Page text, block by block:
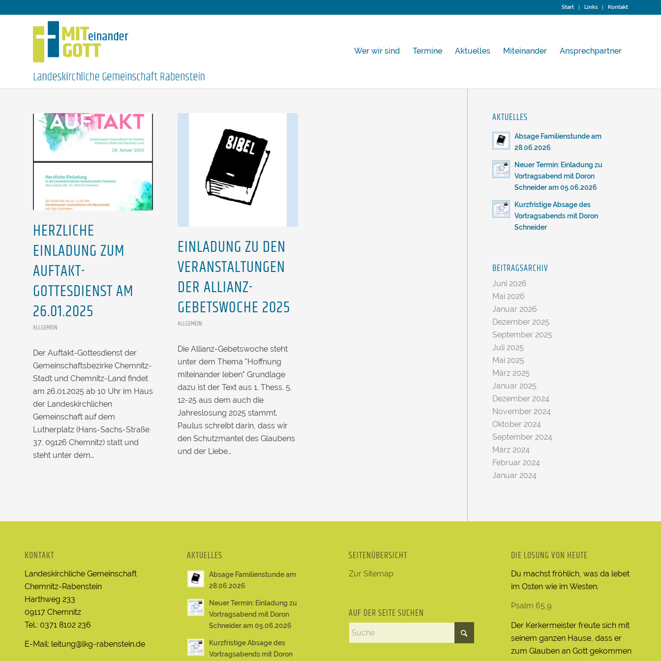
Start Links Kontakt
Wer wir sind Termine Aktuelles Miteinander Ansprechpartner
HERZLICHE
EINLADUNG ZUM
AUFTAKT-
GOTTESDIENST AM
26.01.2025
ALLGEMEIN
Der Auftakt-Gottesdienst der
Gemeinschaftsbezirke Chemnitz-
Stadt und Chemnitz-Land findet
am 26.01.2025 ab 10 Uhr im Haus
der Landeskirchlichen
Gemeinschaft auf dem
Lutherplatz (Hans-Sachs-Straße
37, 09126 Chemnitz) statt und
steht unter dem…
EINLADUNG ZU DEN
VERANSTALTUNGEN
DER ALLIANZ-
GEBETSWOCHE 2025
ALLGEMEIN
Die Allianz-Gebetswoche steht
unter dem Thema "Hoffnung
miteinander leben" Grundlage
dazu ist der Text aus 1. Thess. 5,
12-25 aus dem auch die
Jahreslosung 2025 stammt.
Paulus schreibt darin, dass wir
den Schutzmantel des Glaubens
und der Liebe…
AKTUELLES
Absage Familienstunde am
28.06.2026
Neuer Termin: Einladung zu
Vortragsabend mit Doron
Schneider am 05.06.2026
Kurzfristige Absage des
Vortragsabends mit Doron
Schneider
BEITRAGSARCHIV
Juni 2026
Mai 2026
Januar 2026
Dezember 2025
September 2025
Juli 2025
Mai 2025
März 2025
Januar 2025
Dezember 2024
November 2024
Oktober 2024
September 2024
März 2024
Februar 2024
Januar 2024
KONTAKT
Landeskirchliche Gemeinschaft
Chemnitz-Rabenstein
Harthweg 233
09117 Chemnitz
Tel.: 0371 8102 236
E-Mail: leitung@lkg-rabenstein.de
AKTUELLES
Absage Familienstunde am
28.06.2026
Neuer Termin: Einladung zu
Vortragsabend mit Doron
Schneider am 05.06.2026
Kurzfristige Absage des
Vortragsabends mit Doron
SEITENÜBERSICHT
Zur Sitemap
AUF DER SEITE SUCHEN
DIE LOSUNG VON HEUTE
Du machst fröhlich, was da lebet
im Osten wie im Westen.
Psalm 65,9
Der Kerkermeister freute sich mit
seinem ganzen Hause, dass er
zum Glauben an Gott gekommen